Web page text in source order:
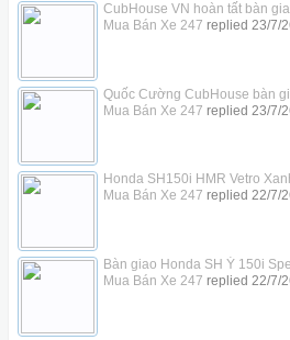
CubHouse VN hoàn tất bàn
Mua Bán Xe 247 replied 23/7/
Quốc Cường CubHouse bàn
Mua Bán Xe 247 replied 23/7/
Honda SH150i HMR Vetro
Mua Bán Xe 247 replied 22/7/
Bàn giao Honda SH Ý 150i
Mua Bán Xe 247 replied 22/7/